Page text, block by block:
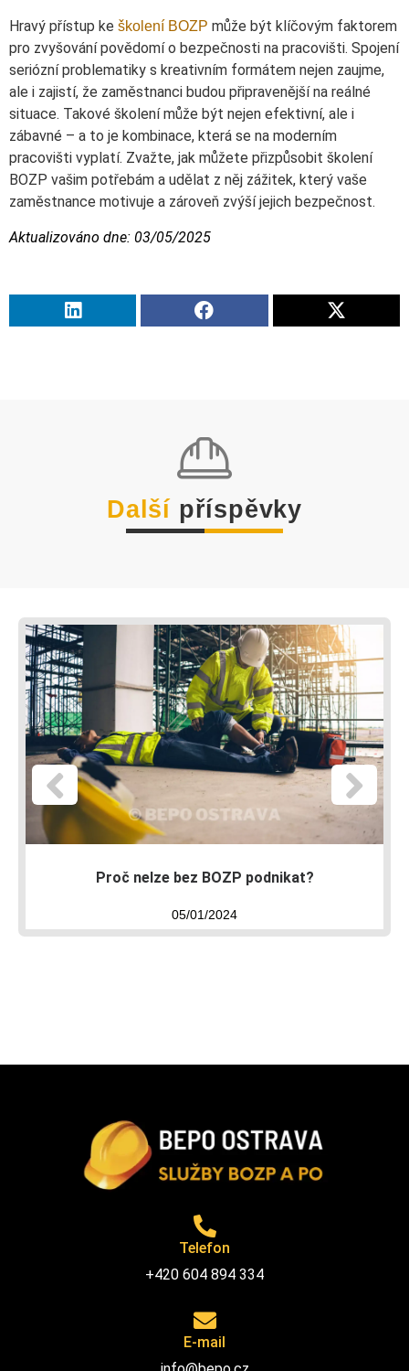
Hravý přístup ke školení BOZP může být klíčovým faktorem
pro zvyšování povědomí o bezpečnosti na pracovišti. Spojení
seriózní problematiky s kreativním formátem nejen zaujme,
ale i zajistí, že zaměstnanci budou připravenější na reálné
situace. Takové školení může být nejen efektivní, ale i
zábavné – a to je kombinace, která se na moderním
pracovišti vyplatí. Zvažte, jak můžete přizpůsobit školení
BOZP vašim potřebám a udělat z něj zážitek, který vaše
zaměstnance motivuje a zároveň zvýší jejich bezpečnost.
Aktualizováno dne: 03/05/2025
Další příspěvky
Proč nelze bez BOZP podnikat?
05/01/2024
Telefon
+420 604 894 334
E-mail